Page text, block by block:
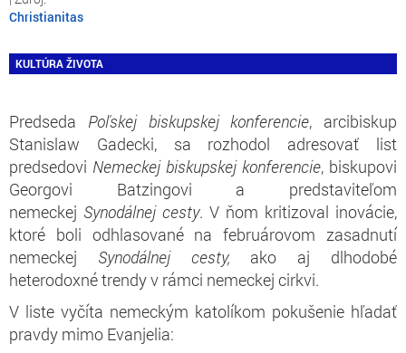
Christianitas
KULTÚRA ŽIVOTA
Predseda Poľskej biskupskej konferencie, arcibiskup
Stanislaw Gadecki, sa rozhodol adresovať list
predsedovi Nemeckej biskupskej konferencie, biskupovi
Georgovi Batzingovi a predstaviteľom
nemeckej Synodálnej cesty. V ňom kritizoval inovácie,
ktoré boli odhlasované na februárovom zasadnutí
nemeckej Synodálnej cesty, ako aj dlhodobé
heterodoxné trendy v rámci nemeckej cirkvi.
V liste vyčíta nemeckým katolíkom pokušenie hľadať
pravdy mimo Evanjelia: